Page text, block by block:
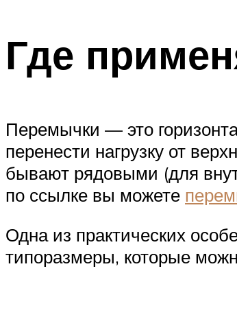
Где
Перемычки — это
перенести нагрузку от
бывают рядовыми (для
по ссылке вы можете
Одна из практических
типоразмеры, которые